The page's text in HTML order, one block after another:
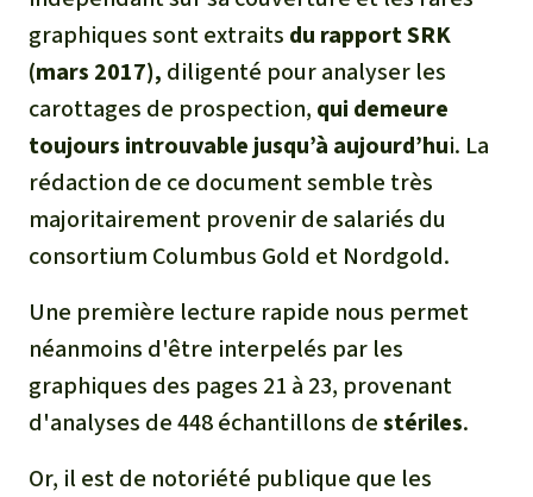
Le braconnage
Les barrages
Le ciment et le béton
Les routes
graphiques sont extraits du rapport SRK
(mars 2017), diligenté pour analyser les
carottages de prospection, qui demeure
toujours introuvable jusqu’à aujourd’hui. La
rédaction de ce document semble très
majoritairement provenir de salariés du
consortium Columbus Gold et Nordgold.
Une première lecture rapide nous permet
néanmoins d'être interpelés par les
graphiques des pages 21 à 23, provenant
d'analyses de 448 échantillons destériles.
Or, il est de notoriété publique que les